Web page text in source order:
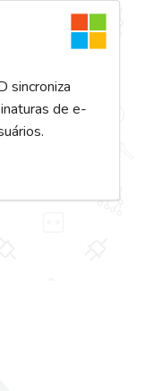
sincroniza
de e-